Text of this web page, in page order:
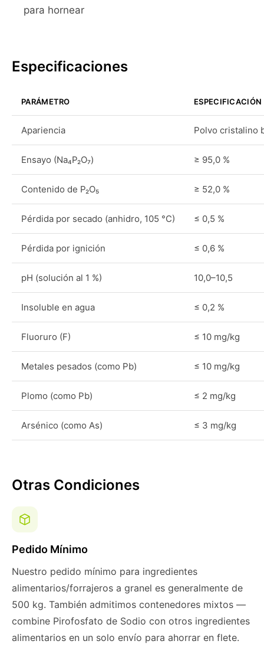
para hornear
Especificaciones
PARÁMETRO ESPECIFICACIÓN
Apariencia Polvo cristalino
Ensayo (Na₄P₂O₇) ≥ 95,0 %
Contenido de P₂O₅ ≥ 52,0 %
Pérdida por secado (anhidro, 105 °C) ≤ 0,5 %
Pérdida por ignición ≤ 0,6 %
pH (solución al 1 %) 10,0–10,5
Insoluble en agua ≤ 0,2 %
Fluoruro (F) ≤ 10 mg/kg
Metales pesados (como Pb) ≤ 10 mg/kg
Plomo (como Pb) ≤ 2 mg/kg
Arsénico (como As) ≤ 3 mg/kg
Otras Condiciones
Pedido Mínimo
Nuestro pedido mínimo para ingredientes
alimentarios/forrajeros a granel es generalmente de
500 kg. También admitimos contenedores mixtos —
combine Pirofosfato de Sodio con otros ingredientes
alimentarios en un solo envío para ahorrar en flete.